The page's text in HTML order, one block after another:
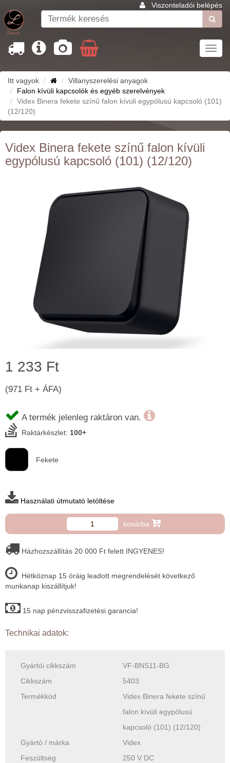
Viszonteladói belépés
Itt vagyok
Villanyszerelési anyagok
Falon kívüli kapcsolók és egyéb szerelvények
Videx Binera fekete színű falon kívüli egypólusú kapcsoló (101)
(12/120)
Videx Binera fekete színű falon kívüli
egypólusú kapcsoló (101) (12/120)
1 233 Ft
(971 Ft + ÁFA)
A termék jelenleg raktáron van.
Raktárkészlet: 100+
Fekete
Használati útmutató letöltése
kosárba
Házhozszállítás 20 000 Ft felett INGYENES!
Hétköznap 15 óráig leadott megrendelését következő
munkanap kiszállítjuk!
15 nap pénzvisszafizetési garancia!
Technikai adatok:
Gyártói cikkszám
VF-BNS11-BG
Cikkszám
5403
Termékkód
Videx Binera fekete színű
falon kívüli egypólusú
kapcsoló (101) (12/120)
Gyártó / márka
Videx
Feszültség
250 V DC